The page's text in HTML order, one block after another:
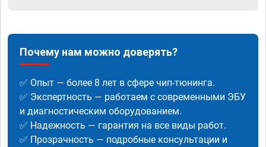
Почему нам можно доверять?
✅ Опыт — более 8 лет в сфере чип-тюнинга.
✅ Экспертность — работаем с современными ЭБУ
и диагностическим оборудованием.
✅ Надежность — гарантия на все виды работ.
✅ Прозрачность — подробные консультации и